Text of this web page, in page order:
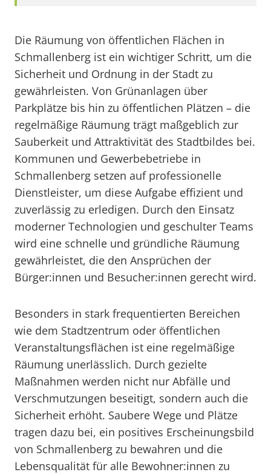
Die Räumung von öffentlichen Flächen in
Schmallenberg ist ein wichtiger Schritt, um die
Sicherheit und Ordnung in der Stadt zu
gewährleisten. Von Grünanlagen über
Parkplätze bis hin zu öffentlichen Plätzen – die
regelmäßige Räumung trägt maßgeblich zur
Sauberkeit und Attraktivität des Stadtbildes bei.
Kommunen und Gewerbebetriebe in
Schmallenberg setzen auf professionelle
Dienstleister, um diese Aufgabe effizient und
zuverlässig zu erledigen. Durch den Einsatz
moderner Technologien und geschulter Teams
wird eine schnelle und gründliche Räumung
gewährleistet, die den Ansprüchen der
Bürger:innen und Besucher:innen gerecht wird.
Besonders in stark frequentierten Bereichen
wie dem Stadtzentrum oder öffentlichen
Veranstaltungsflächen ist eine regelmäßige
Räumung unerlässlich. Durch gezielte
Maßnahmen werden nicht nur Abfälle und
Verschmutzungen beseitigt, sondern auch die
Sicherheit erhöht. Saubere Wege und Plätze
tragen dazu bei, ein positives Erscheinungsbild
von Schmallenberg zu bewahren und die
Lebensqualität für alle Bewohner:innen zu